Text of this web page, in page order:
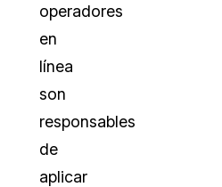
operadores
en
línea
son
responsables
de
aplicar